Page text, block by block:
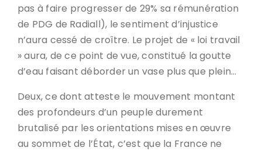
pas à faire progresser de 29% sa rémunération
de PDG de Radiall), le sentiment d’injustice
n’aura cessé de croître. Le projet de « loi travail
» aura, de ce point de vue, constitué la goutte
d’eau faisant déborder un vase plus que plein…
Deux, ce dont atteste le mouvement montant
des profondeurs d’un peuple durement
brutalisé par les orientations mises en œuvre
au sommet de l’État, c’est que la France ne